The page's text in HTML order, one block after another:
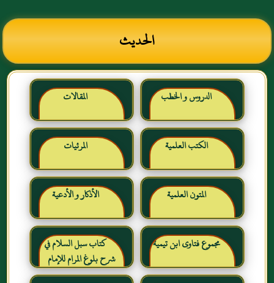
الحديث
الدروس و الخطب المقالات
الكتب العلمية المرئيات
المتون العلمية الأذكار و الأدعية
مجموع فتاوى ابن تيمية
كتاب سبل السلام في
شرح بلوغ المرام للإمام
الصنعاني رحمه الله